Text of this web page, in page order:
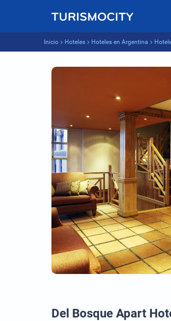
Inicio Hoteles Hoteles en Argentina
Del Bosque Apart